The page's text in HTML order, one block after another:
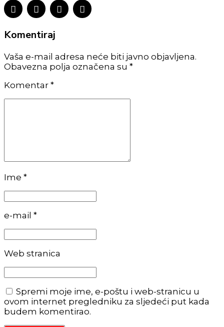
Komentiraj
Vaša e-mail adresa neće biti javno objavljena.
Obavezna polja označena su *
Komentar *
Ime *
e-mail *
Web stranica
Spremi moje ime, e-poštu i web-stranicu u
ovom internet pregledniku za sljedeći put kada
budem komentirao.